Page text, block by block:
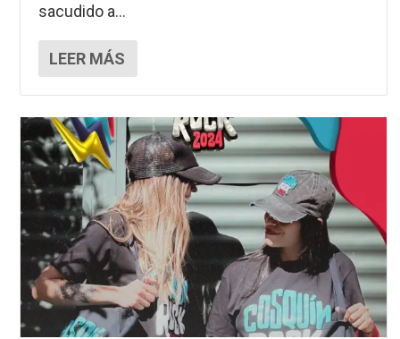
sacudido a...
LEER MÁS